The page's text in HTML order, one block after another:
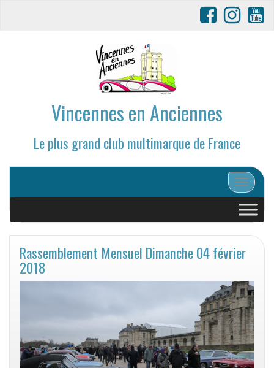
Vincennes en Anciennes
Le plus grand club multimarque de France
Afficher/
Rassemblement Mensuel Dimanche 04 février
2018